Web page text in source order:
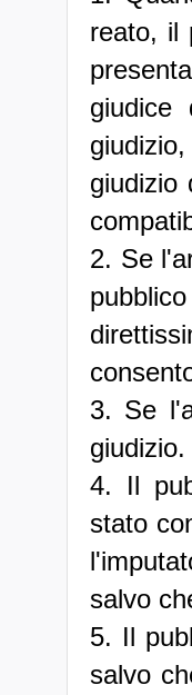
reato, il
giudice
giudizio
2. Se
3. Se
giudizio.
4. Il
stato
salvo
5. Il
salvo